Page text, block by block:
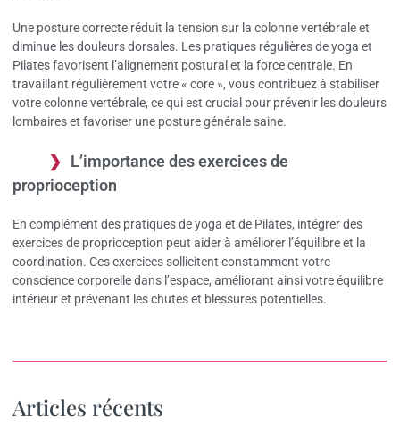
Une posture correcte réduit la tension sur la colonne vertébrale et
diminue les douleurs dorsales. Les pratiques régulières de yoga et
Pilates favorisent l’alignement postural et la force centrale. En
travaillant régulièrement votre « core », vous contribuez à stabiliser
votre colonne vertébrale, ce qui est crucial pour prévenir les douleurs
lombaires et favoriser une posture générale saine.
L’importance des exercices de
proprioception
En complément des pratiques de yoga et de Pilates, intégrer des
exercices de proprioception peut aider à améliorer l’équilibre et la
coordination. Ces exercices sollicitent constamment votre
conscience corporelle dans l’espace, améliorant ainsi votre équilibre
intérieur et prévenant les chutes et blessures potentielles.
Articles récents